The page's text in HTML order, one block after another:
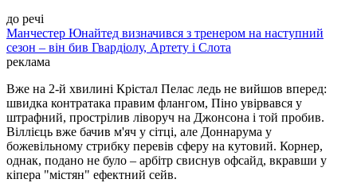
до речі
Манчестер Юнайтед визначився з тренером на наступний
сезон – він бив Гвардіолу, Артету і Слота
реклама
Вже на 2-й хвилині Крістал Пелас ледь не вийшов вперед:
швидка контратака правим флангом, Піно увірвався у
штрафний, прострілив ліворуч на Джонсона і той пробив.
Віллієць вже бачив м'яч у сітці, але Доннарума у
божевільному стрибку перевів сферу на кутовий. Корнер,
однак, подано не було – арбітр свиснув офсайд, вкравши у
кіпера "містян" ефектний сейв.